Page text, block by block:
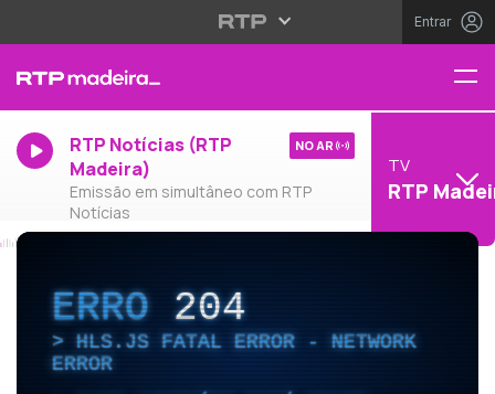
Entrar
RTP Notícias (RTP
Madeira)
Emissão em simultâneo com RTP
Notícias
NO AR
TV
RTP
ERRO204
HLS.JS FATAL ERROR - NETWORK
ERROR